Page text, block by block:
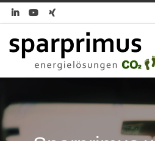
  